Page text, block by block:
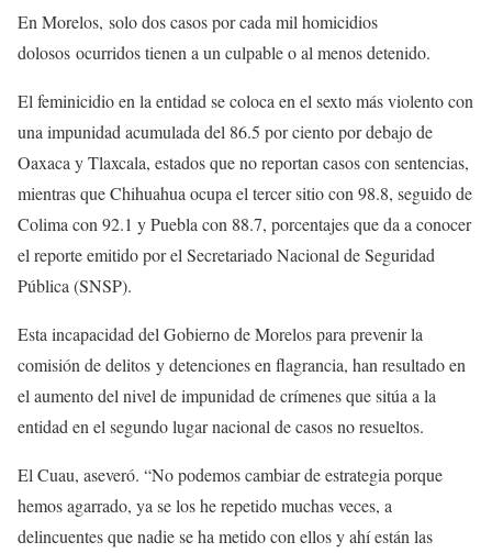
En Morelos, solo dos casos por cada mil homicidios
dolosos ocurridos tienen a un culpable o al menos detenido.
El feminicidio en la entidad se coloca en el sexto más violento con
una impunidad acumulada del 86.5 por ciento por debajo de
Oaxaca y Tlaxcala, estados que no reportan casos con sentencias,
mientras que Chihuahua ocupa el tercer sitio con 98.8, seguido de
Colima con 92.1 y Puebla con 88.7, porcentajes que da a conocer
el reporte emitido por el Secretariado Nacional de Seguridad
Pública (SNSP).
Esta incapacidad del Gobierno de Morelos para prevenir la
comisión de delitos y detenciones en flagrancia, han resultado en
el aumento del nivel de impunidad de crímenes que sitúa a la
entidad en el segundo lugar nacional de casos no resueltos.
El Cuau, aseveró. “No podemos cambiar de estrategia porque
hemos agarrado, ya se los he repetido muchas veces, a
delincuentes que nadie se ha metido con ellos y ahí están las